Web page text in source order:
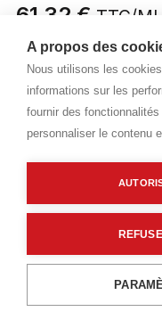
A propos des
Nous utilisons les
informations sur les
fournir des
personnaliser le contenu
61,32 € TTC/ML
Livraisons &
Livraison standard
Description détaillée
Caractéristiques